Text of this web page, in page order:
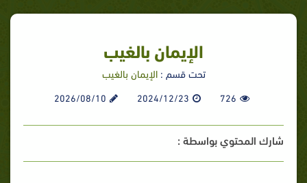
الإيمان بالغيب
تحت قسم :الإيمان بالغيب
726
2024/12/23
2026/08/10
شارك المحتوي بواسطة :